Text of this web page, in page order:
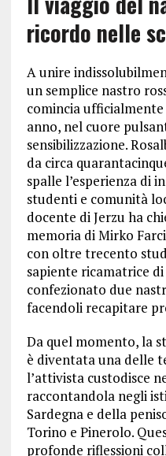
ricordo nelle
A unire
un semplice nastro
comincia
anno, nel cuore
sensibilizzazione.
da circa
spalle l’esperienza di
studenti e comunità
docente di Jerzu ha
memoria di Mirko
con oltre trecento
sapiente ricamatrice
confezionato due
facendoli recapitare
Da quel momento, la
è diventata una delle
l’attivista custodisce
raccontandola negli
Sardegna e della
Torino e Pinerolo.
profonde riflessioni